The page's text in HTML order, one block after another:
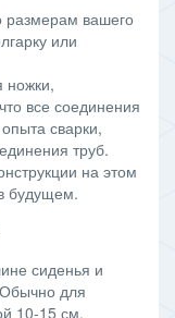
размерам вашего
или
ножки,
все соединения
сварки,
труб.
на этом
будущем.
сиденья и
для
10-15 см.